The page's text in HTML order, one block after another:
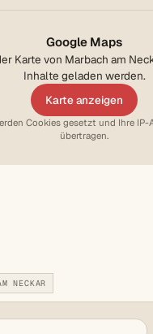
Google Maps
Karte von Marbach am
Inhalte geladen werden.
Karte anzeigen
Cookies gesetzt und Ihre IP-
übertragen.
NECKAR